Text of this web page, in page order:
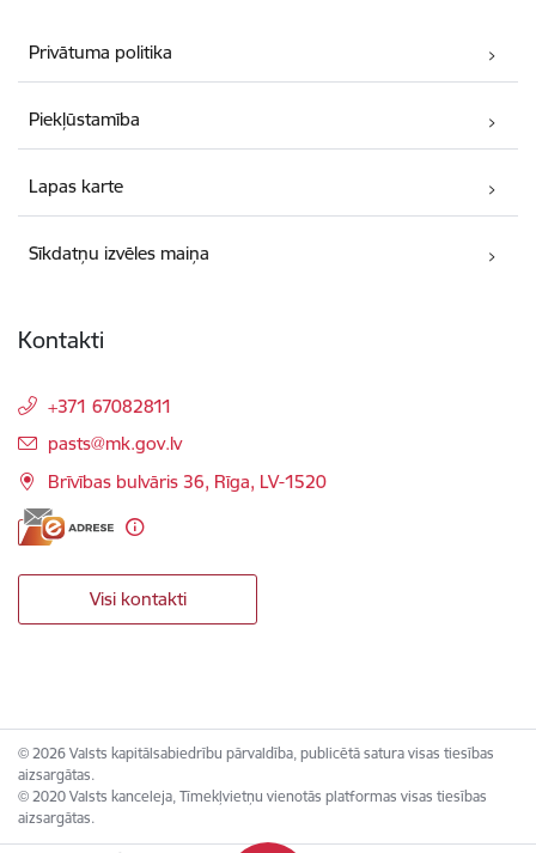
Privātuma politika
Piekļūstamība
Lapas karte
Sīkdatņu izvēles maiņa
Kontakti
+371 67082811
E-pasts:
pasts@mk.gov.lv
Brīvības bulvāris 36, Rīga, LV-1520
Visi kontakti
© 2026 Valsts kapitālsabiedrību pārvaldība, publicētā satura visas tiesības
aizsargātas.
© 2020 Valsts kanceleja, Tīmekļvietņu vienotās platformas visas tiesības
aizsargātas.